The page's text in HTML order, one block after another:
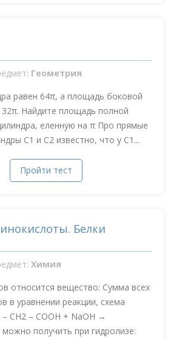
Геометрия
равен 64π, а площадь боковой
32π. Найдите площадь полной
еленную на π Про прямые
C1 и C2 известно, что у C1...
Пройти тест
Белки
Химия
относится вещество: Сумма всех
в уравнении реакции, схема
– CН2 – СООН + NaOH →
получить при гидролизе: